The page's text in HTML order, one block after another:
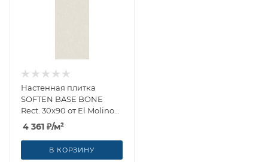
Настенная плитка
SOFTEN BASE BONE
Rect. 30x90 от El Molino
(Испания)
4 361 ₽/м²
В КОРЗИНУ